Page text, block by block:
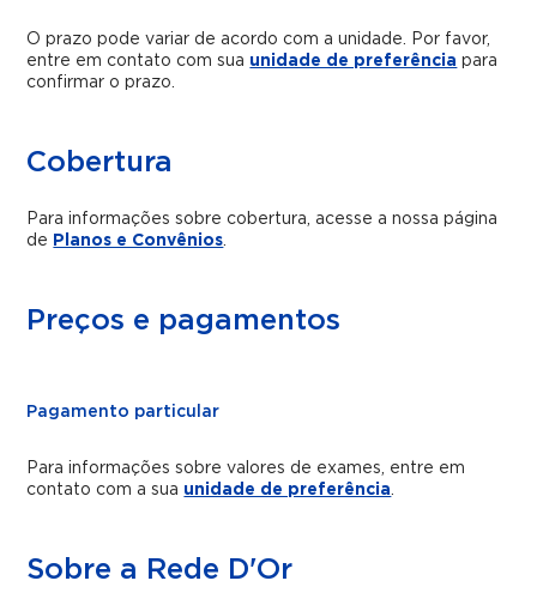
O prazo pode variar de acordo com a unidade. Por favor,
entre em contato com sua unidade de preferência para
confirmar o prazo.
Cobertura
Para informações sobre cobertura, acesse a nossa página
de Planos e Convênios.
Preços e pagamentos
Pagamento particular
Para informações sobre valores de exames, entre em
contato com a sua unidade de preferência.
Sobre a Rede D'Or